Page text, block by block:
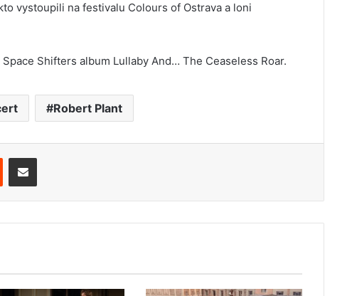
vystoupili na festivalu Colours of Ostrava a loni
Shifters album Lullaby And… The Ceaseless Roar.
Robert Plant